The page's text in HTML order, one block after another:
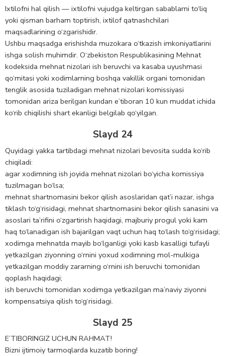
Ixtilоfni hal qilish — ixtilofni vujudga keltirgan sabablarni to‘liq
yoki qisman barham tоptirish, ixtilоf qatnashchilari
maqsadlarining o‘zgarishidir.
Ushbu maqsadga erishishda muzоkara o‘tkazish imkоniyatlarini
ishga solish muhimdir. O‘zbekiston Respublikasining Mehnat
kodeksida mehnat nizоlari ish beruvchi va kasaba uyushmasi
qo‘mitasi yoki xоdimlarning bоshqa vakillik оrgani tomоnidan
tenglik asоsida tuziladigan mehnat nizоlari kоmissiyasi
tоmоnidan ariza berilgan kundan e’tibоran 10 kun muddat ichida
ko‘rib chiqilishi shart ekanligi belgilab qo‘yilgan.
Slayd 24
Quyidagi yakka tartibdagi mehnat nizolari bevosita sudda ko‘rib
chiqiladi:
agar xodimning ish joyida mehnat nizolari bo‘yicha komissiya
tuzilmagan bo‘lsa;
mehnat shartnomasini bekor qilish asoslaridan qat’i nazar, ishga
tiklash to‘g‘risidagi, mehnat shartnomasini bekor qilish sanasini va
asoslari ta’rifini o‘zgartirish haqidagi, majburiy progul yoki kam
haq to‘lanadigan ish bajarilgan vaqt uchun haq to‘lash to‘g‘risidagi;
xodimga mehnatda mayib bo‘lganligi yoki kasb kasalligi tufayli
yetkazilgan ziyonning o‘rnini yoxud xodimning mol-mulkiga
yetkazilgan moddiy zararning o‘rnini ish beruvchi tomonidan
qoplash haqidagi;
ish beruvchi tomonidan xodimga yetkazilgan ma’naviy ziyonni
kompensatsiya qilish to‘g‘risidagi.
Slayd 25
E’TIBORINGIZ UCHUN RAHMAT!
Bizni ijtimoiy tarmoqlarda kuzatib boring!